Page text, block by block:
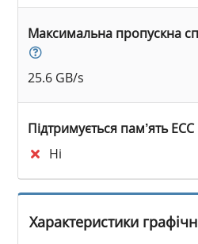
Максимальна пропускна
25.6 GB/s
Підтримується пам’ять ECC
Ні
Характеристики